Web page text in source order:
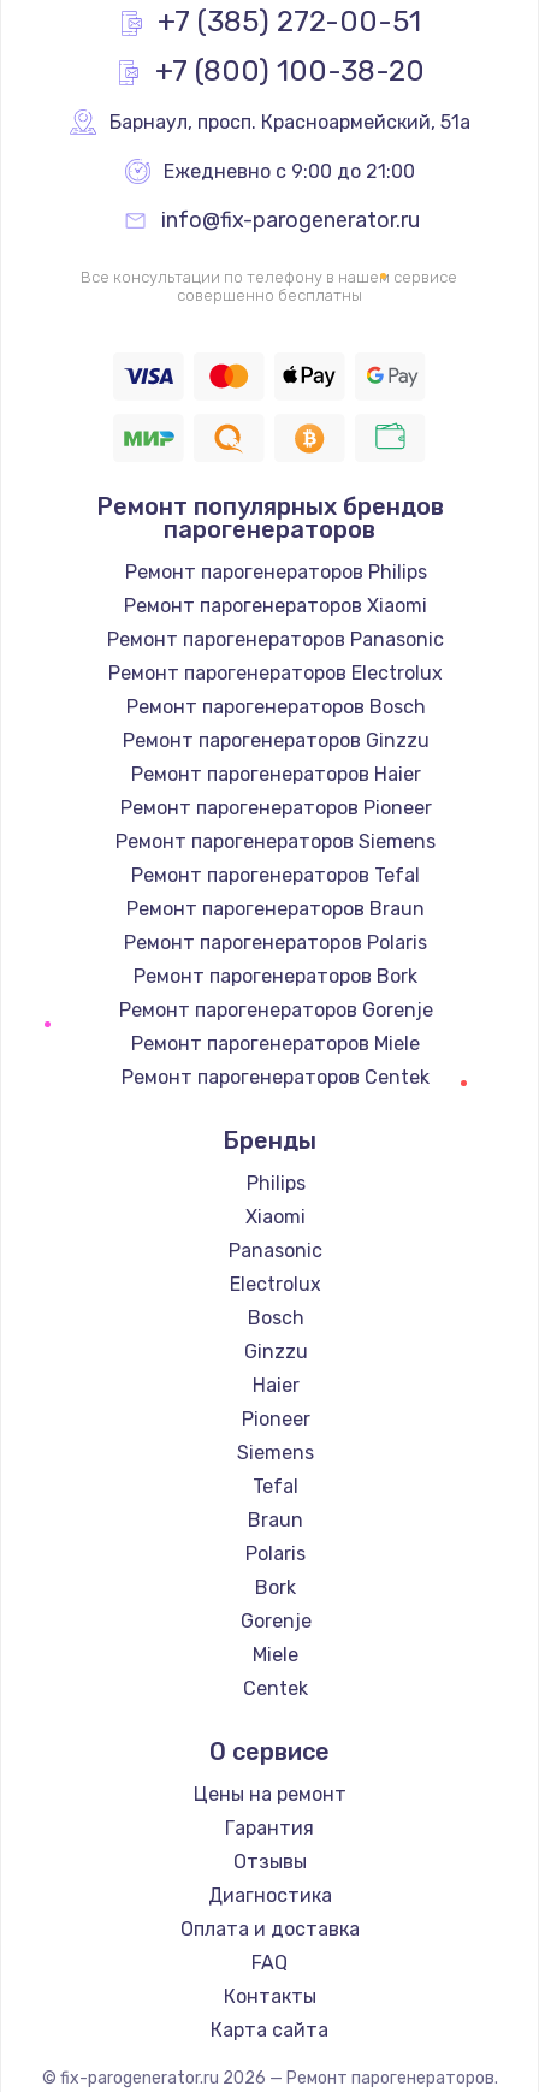
+7 (385) 272-00-51
+7 (800) 100-38-20
Барнаул, просп. Красноармейский, 51а
Ежедневно с 9:00 до 21:00
info@fix-parogenerator.ru
Все консультации по телефону в нашем сервисе
совершенно бесплатны
Ремонт популярных брендов
парогенераторов
Ремонт парогенераторов Philips
Ремонт парогенераторов Xiaomi
Ремонт парогенераторов Panasonic
Ремонт парогенераторов Electrolux
Ремонт парогенераторов Bosch
Ремонт парогенераторов Ginzzu
Ремонт парогенераторов Haier
Ремонт парогенераторов Pioneer
Ремонт парогенераторов Siemens
Ремонт парогенераторов Tefal
Ремонт парогенераторов Braun
Ремонт парогенераторов Polaris
Ремонт парогенераторов Bork
Ремонт парогенераторов Gorenje
Ремонт парогенераторов Miele
Ремонт парогенераторов Centek
Ремонт парогенераторов Hotpoint Ariston
Ремонт парогенераторов DELTA
Ремонт парогенераторов Silter
Ремонт парогенераторов Chayka
Ремонт парогенераторов Beko
Ремонт парогенераторов Vivitek
Ремонт парогенераторов RED solution
Бренды
Philips
Xiaomi
Panasonic
Electrolux
Bosch
Ginzzu
Haier
Pioneer
Siemens
Tefal
Braun
Polaris
Bork
Gorenje
Miele
Centek
Hotpoint Ariston
DELTA
Silter
Chayka
Beko
Vivitek
RED solution
О сервисе
Цены на ремонт
Гарантия
Отзывы
Диагностика
Оплата и доставка
FAQ
Контакты
Карта сайта
© fix-parogenerator.ru 2026 — Ремонт парогенераторов.